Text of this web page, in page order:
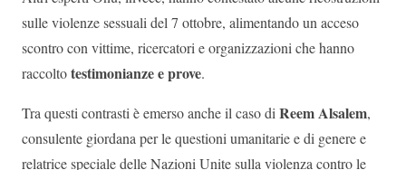
sulle violenze sessuali del 7 ottobre, alimentando un acceso
scontro con vittime, ricercatori e organizzazioni che hanno
raccoltotestimonianze e prove.
Tra questi contrasti è emerso anche il caso diReem Alsalem,
consulente giordana per le questioni umanitarie e di genere e
relatrice speciale delle Nazioni Unite sulla violenza contro le